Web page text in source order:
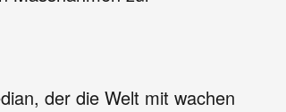
der die Welt mit wachen